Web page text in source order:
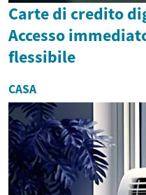
Carte di credito
Accesso
flessibile
CASA